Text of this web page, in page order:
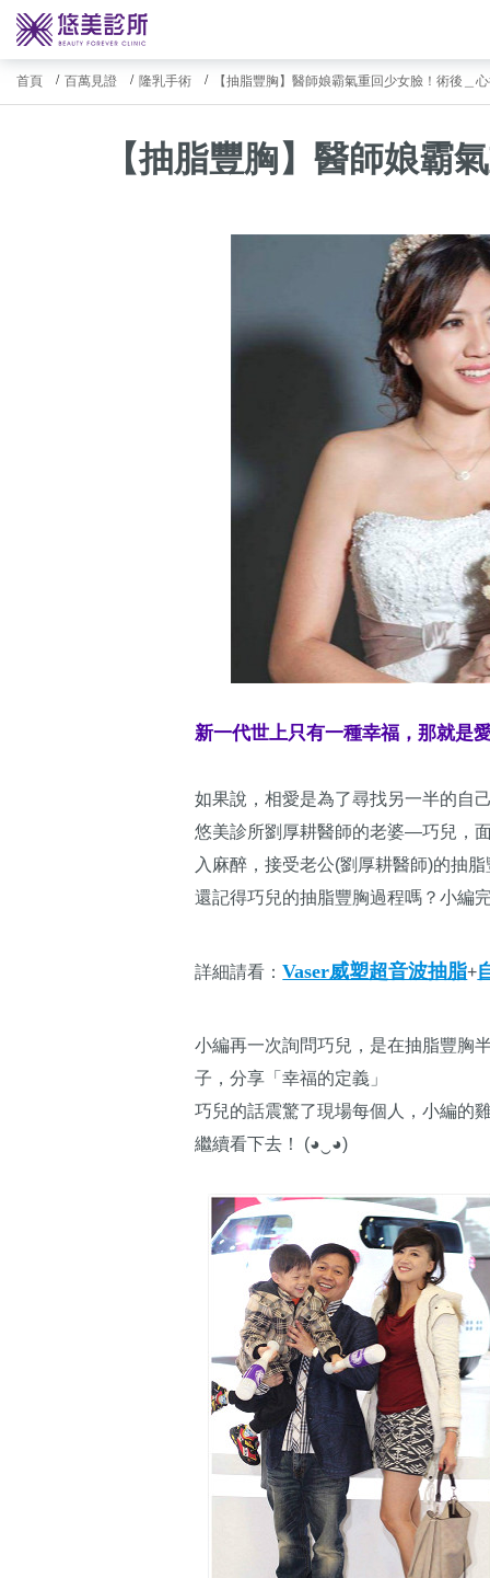
首頁 百萬見證 隆乳手術 【抽脂豐胸】醫師娘霸氣重回少女臉！術後＿
【抽脂豐胸】醫師娘霸
新一代世上只有一種幸福，那就是
如果說，相愛是為了尋找另一半的自
悠美診所劉厚耕醫師的老婆—巧兒，
入麻醉，接受老公(劉厚耕醫師)的抽
還記得巧兒的抽脂豐胸過程嗎？小編
詳細請看：Vaser威塑超音波抽脂+
小編再一次詢問巧兒，是在抽脂豐胸
子，分享「幸福的定義」
巧兒的話震驚了現場每個人，小編的
繼續看下去！ (◕‿◕)